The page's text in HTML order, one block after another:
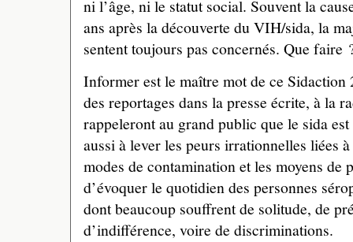
ni l’âge, ni le statut social. Souvent la
ans après la découverte du VIH/sida, la
sentent toujours pas concernés. Que faire
Informer est le maître mot de ce Sidaction
des reportages dans la presse écrite, à la
rappeleront au grand public que le sida
aussi à lever les peurs irrationnelles liées
modes de contamination et les moyens de
d’évoquer le quotidien des personnes
dont beaucoup souffrent de solitude, de
d’indifférence, voire de discriminations.